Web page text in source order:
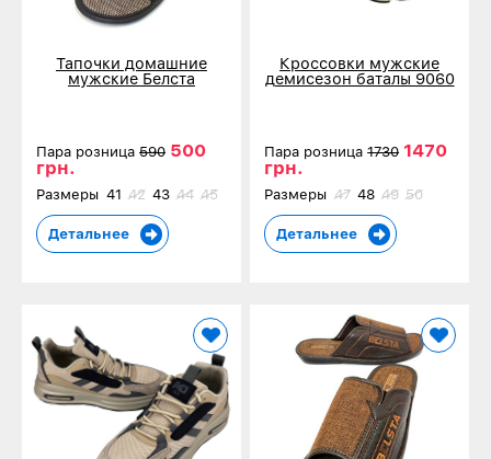
Тапочки домашние
мужские Белста
коричневые 514
Пара розница 590 500
грн.
Размеры 41 42 43 44 45
Детальнее
Кроссовки мужские
демисезон баталы 9060
Пара розница1730 1470
грн.
Размеры 47 48 49 50
Детальнее